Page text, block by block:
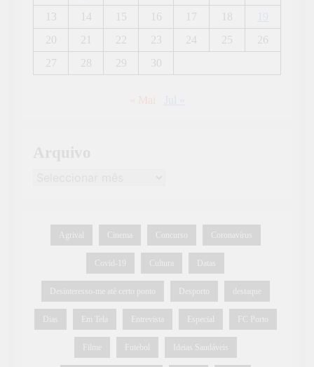
13
14 15 16 17 18
20
21 22 23 24 25
26
27
28 29 30
« Mai
Agrival Cinema Concurso Coronavírus
Covid-19 Cultura Datas
Desinteresso-me até certo ponto Desporto destaque
Dias Em Tela Entrevista Especial FC Porto
Filme Futebol Ideias Saudáveis